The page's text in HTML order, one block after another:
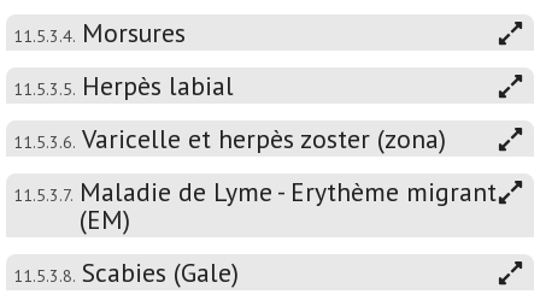
11.5.3.4. Morsures
11.5.3.5. Herpès labial
11.5.3.6. Varicelle et herpès zoster (zona)
11.5.3.7. Maladie de Lyme - Erythème migrant
(EM)
11.5.3.8. Scabies (Gale)